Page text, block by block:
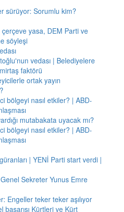
sürüyor: Sorumlu kim?
yasa, DEM Parti ve
söyleşi
vedası | Belediyelere
faktörü
ortak yayın
bölgeyi nasıl etkiler? | ABD-
mutabakata uyacak mı?
bölgeyi nasıl etkiler? | ABD-
| YENİ Parti start verdi |
Sekreter Yunus Emre
Engeller teker teker aşılıyor
Kürtleri ve Kürt